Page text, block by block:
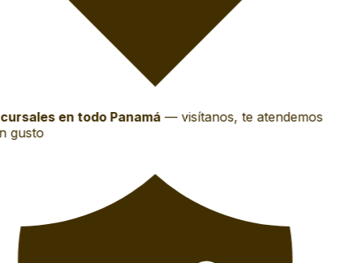
en todo Panamá—visítanos, te atendemos
gusto